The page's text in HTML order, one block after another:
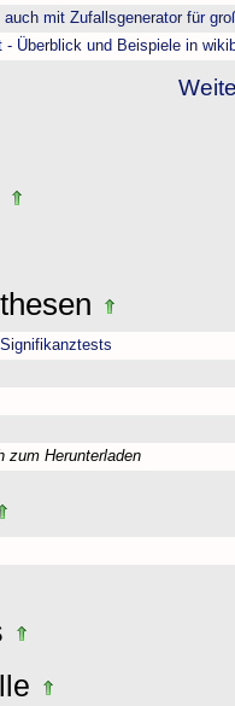
mit Zufallsgenerator für
- Überblick und Beispiele in
zum Herunterladen